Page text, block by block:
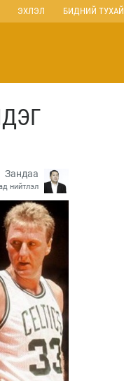
ЭХЛЭЛ БИДНИЙ ТУХАЙ
Зандаа
нийтлэл